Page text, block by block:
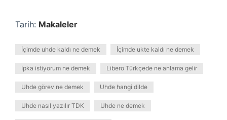
Tarih: Makaleler
İçimde uhde kaldı ne demek İçimde ukte kaldı ne demek
İpka istiyorum ne demek Libero Türkçede ne anlama gelir
Uhde görev ne demek Uhde hangi dilde
Uhde nasıl yazılır TDK Uhde ne demek